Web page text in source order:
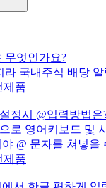
무엇인가요?
라 국내주식 배당
제품
정시 @입력방법은
로 영어키보드 및
@ 문자를 쳐넣을
제품